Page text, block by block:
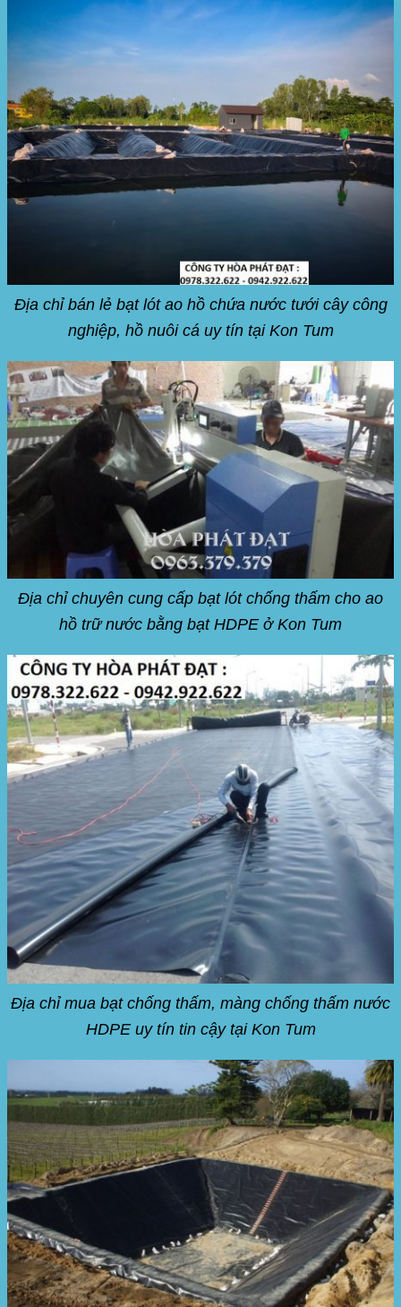
Địa chỉ bán lẻ bạt lót ao hồ chứa nước tưới cây công
nghiệp, hồ nuôi cá uy tín tại Kon Tum
Địa chỉ chuyên cung cấp bạt lót chống thấm cho ao
hồ trữ nước bằng bạt HDPE ở Kon Tum
Địa chỉ mua bạt chống thấm, màng chống thấm nước
HDPE uy tín tin cậy tại Kon Tum